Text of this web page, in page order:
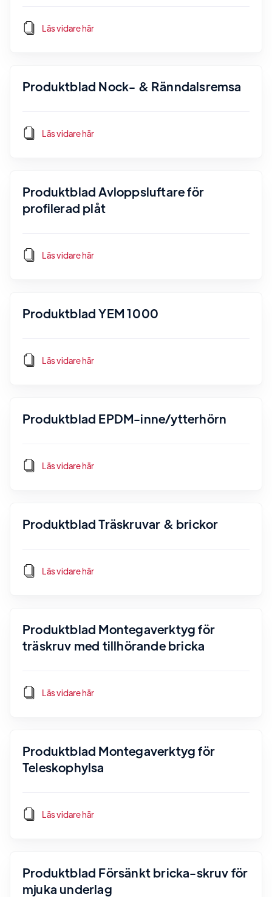
Läs vidare här
Produktblad Nock- & Ränndalsremsa
Läs vidare här
Produktblad Avloppsluftare för
profilerad plåt
Läs vidare här
Produktblad YEM 1000
Läs vidare här
Produktblad EPDM-inne/ytterhörn
Läs vidare här
Produktblad Träskruvar & brickor
Läs vidare här
Produktblad Montegaverktyg för
träskruv med tillhörande bricka
Läs vidare här
Produktblad Montegaverktyg för
Teleskophylsa
Läs vidare här
Produktblad Försänkt bricka-skruv för
mjuka underlag